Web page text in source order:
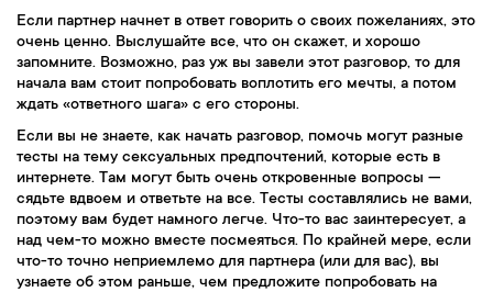
Если партнер начнет в ответ говорить о своих пожеланиях, это
очень ценно. Выслушайте все, что он скажет, и хорошо
запомните. Возможно, раз уж вы завели этот разговор, то для
начала вам стоит попробовать воплотить его мечты, а потом
ждать «ответного шага» с его стороны.
Если вы не знаете, как начать разговор, помочь могут разные
тесты на тему сексуальных предпочтений, которые есть в
интернете. Там могут быть очень откровенные вопросы —
сядьте вдвоем и ответьте на все. Тесты составлялись не вами,
поэтому вам будет намного легче. Что-то вас заинтересует, а
над чем-то можно вместе посмеяться. По крайней мере, если
что-то точно неприемлемо для партнера (или для вас), вы
узнаете об этом раньше, чем предложите попробовать на